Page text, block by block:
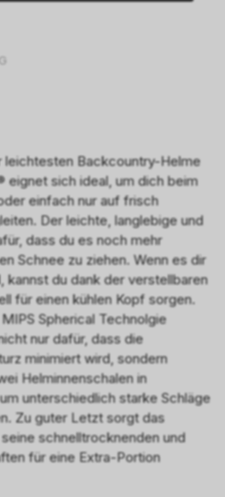
leichtesten Backcountry-Helme
eignet sich ideal, um dich beim
einfach nur auf frisch
Der leichte, langlebige und
dass du es noch mehr
Schnee zu ziehen. Wenn es dir
kannst du dank der verstellbaren
für einen kühlen Kopf sorgen.
Spherical Technolgie
nur dafür, dass die
minimiert wird, sondern
Helminnenschalen in
unterschiedlich starke Schläge
Zu guter Letzt sorgt das
schnelltrocknenden und
für eine Extra-Portion